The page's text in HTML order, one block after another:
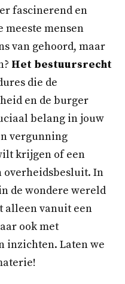
fascinerend en
meeste mensen
van gehoord, maar
Het bestuursrecht
die de
en de burger
belang in jouw
vergunning
krijgen of een
overheidsbesluit. In
de wondere wereld
alleen vanuit een
ook met
inzichten. Laten we